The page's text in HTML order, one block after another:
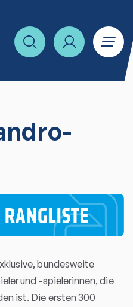
bundesweite
und -spielerinnen, die
ist. Die ersten 300